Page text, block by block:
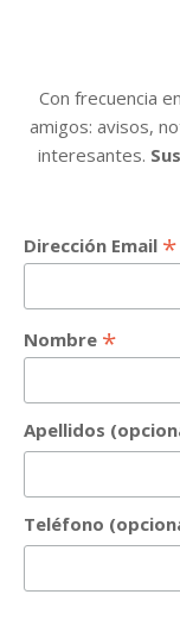
Con frecuencia
amigos: avisos,
interesantes.
Dirección Email *
Nombre *
Apellidos
Teléfono